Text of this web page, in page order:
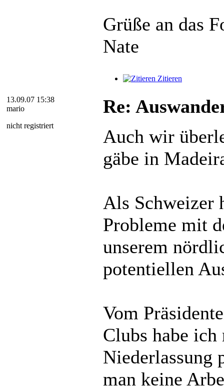
Grüße an das
Nate
Zitieren
13.09.07 15:38
mario
nicht registriert
Re:
Auch wir
gäbe in
Als Schweizer
Probleme mit
unserem
potentiellen
Vom
Clubs habe ich
Niederlassung
man keine